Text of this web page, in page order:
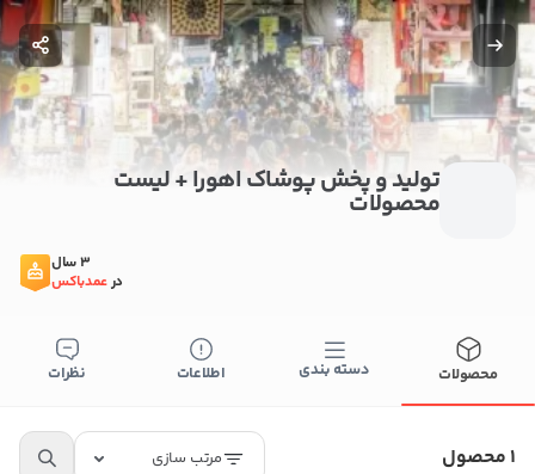
تولید و پخش پوشاک اهورا + لیست
محصولات
3 سال
درعمدباکس
محصولات دسته بندی اطلاعات نظرات
1 محصول مرتب سازی تولید و پخش پوشاک اهورا